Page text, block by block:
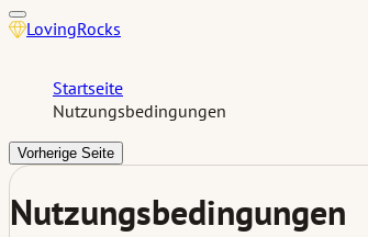
LovingRocks
Startseite
Nutzungsbedingungen
Vorherige Seite
Nutzungsbedingungen